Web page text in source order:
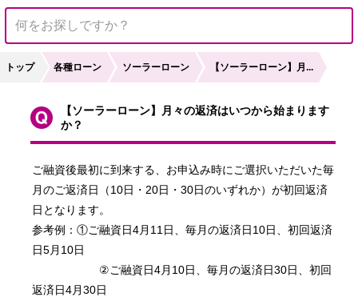
トップ 各種ローン ソーラーローン 【ソーラーローン】月...
【ソーラーローン】月々の返済はいつから始まります
か？
ご融資後最初に到来する、お申込み時にご選択いただいた毎
月のご返済日（10日・20日・30日のいずれか）が初回返済
日となります。
参考例：①ご融資日4月11日、毎月の返済日10日、初回返済
日5月10日
②ご融資日4月10日、毎月の返済日30日、初回
返済日4月30日